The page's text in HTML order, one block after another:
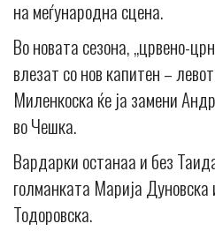
на меѓународна сцена.
Во новата сезона, „црвено-
влезат со нов капитен –
Миленкоска ќе ја замени
во Чешка.
Вардарки останаа и без
голманката Марија Дуновска
Тодоровска.